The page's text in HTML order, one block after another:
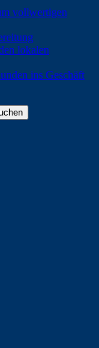
vollwertigen
lokalen
ins Geschäft